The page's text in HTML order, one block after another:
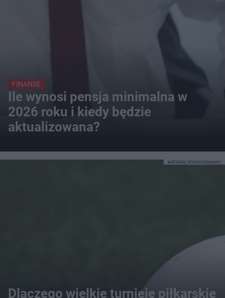
FINANSE
Ile wynosi pensja minimalna w
2026 roku i kiedy będzie
aktualizowana?
Dlaczego wielkie turnieje piłkarskie
MATERIAŁ SPONSOROWANY